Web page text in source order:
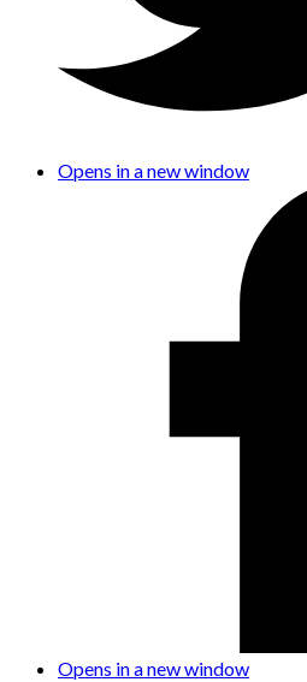
Opens in a new window
Opens in a new window